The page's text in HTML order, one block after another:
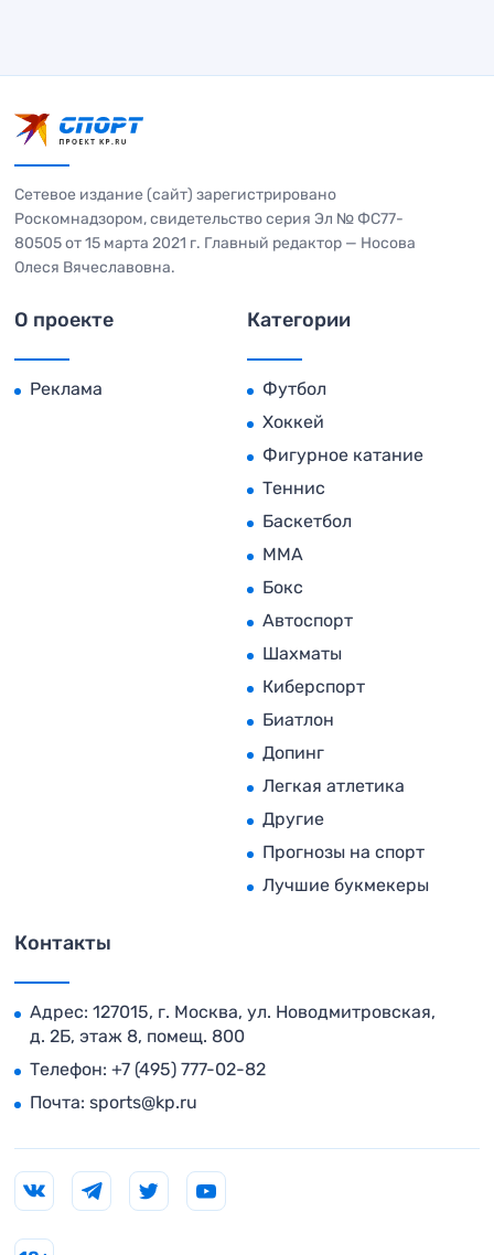
Сетевое издание (сайт) зарегистрировано
Роскомнадзором, свидетельство серия Эл № ФС77-
80505 от 15 марта 2021 г. Главный редактор — Носова
Олеся Вячеславовна.
О проекте
Реклама
Категории
Футбол
Хоккей
Фигурное катание
Теннис
Баскетбол
MMA
Бокс
Автоспорт
Шахматы
Киберспорт
Биатлон
Допинг
Легкая атлетика
Другие
Прогнозы на спорт
Лучшие букмекеры
Контакты
Адрес: 127015, г. Москва, ул. Новодмитровская,
д. 2Б, этаж 8, помещ. 800
Телефон: +7 (495) 777-02-82
Почта: sports@kp.ru